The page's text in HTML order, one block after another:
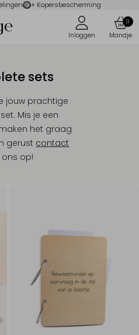
+ Kopersbescherming
0
sets
jouw prachtige
Mis je een
het graag
gerust contact
op!